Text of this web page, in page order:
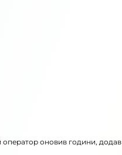
оновив години,